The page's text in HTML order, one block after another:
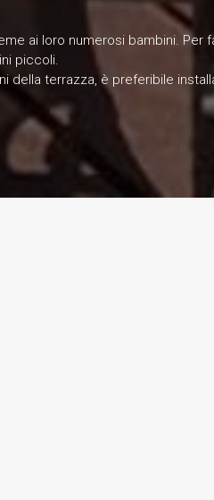
ai loro numerosi bambini. Per
piccoli.
della terrazza, è preferibile